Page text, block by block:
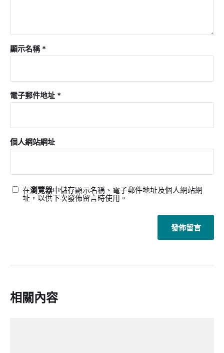
顯示名稱 *
電子郵件地址 *
個人網站網址
在瀏覽器中儲存顯示名稱、電子郵件地址及個人網站網
址，以供下次發佈留言時使用。
相關內容